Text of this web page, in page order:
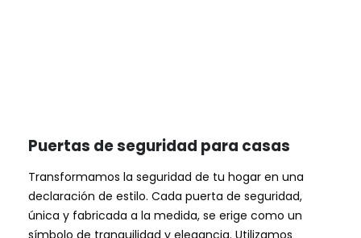
Puertas de seguridad para casas
Transformamos la seguridad de tu hogar en una
declaración de estilo. Cada puerta de seguridad,
única y fabricada a la medida, se erige como un
símbolo de tranquilidad y elegancia. Utilizamos